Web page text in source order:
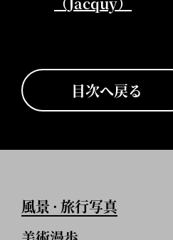
目次へ戻る
風景 • 旅行写真